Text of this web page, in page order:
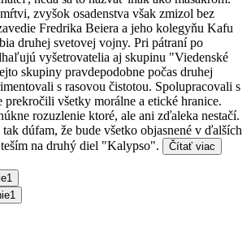
zvyšok osadenstva však zmizol bez
Fredrika Beiera a jeho kolegyňu Kafu
druhej svetovej vojny. Pri pátraní po
vyšetrovatelia aj skupinu "Viedenské
skupiny pravdepodobne počas druhej
s rasovou čistotou. Spolupracovali s
prekročili všetky morálne a etické hranice.
rozuzlenie ktoré, ale ani zďaleka nestačí.
dúfam, že bude všetko objasnené v ďalších
na druhý diel "Kalypso".
Čítať viac
1
1